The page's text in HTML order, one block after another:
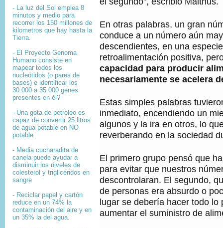
- La luz del Sol emplea 8
minutos y medio para
recorrer los 150 millones de
kilometros que hay hasta la
Tierra.
- El
Proyecto Genoma
Humano consiste en
mapear todos los
nucleótidos (o pares de
bases) e identificar los
30.000 a 35.000 genes
presentes en él?
- Una gota de petróleo es
capaz de convertir 25 litros
de agua potable en NO
potable
- Media cucharadita de
canela puede ayudar a
disminuir los niveles de
colesterol y triglicéridos en
sangre
- Reciclar papel y cartón
reduce en un 74% la
contaminación del aire y en
un 35% la del agua.
En otras palabras, un gran
conduce a un número aún
descendientes, en una
retroalimentación positiva,
capacidad para producir
necesariamente se acelera
Estas simples palabras
inmediato, encendiendo un
algunos y la ira en otros, lo
reverberando en la sociedad
El primero grupo pensó que
para evitar que nuestros
descontrolaran. El segundo,
de personas era absurdo o
lugar se debería hacer todo lo
aumentar el suministro de